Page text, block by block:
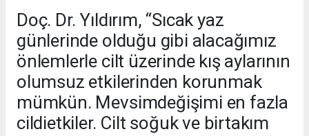
Doç. Dr. Yıldırım, “Sıcak yaz
günlerinde olduğu gibi alacağımız
önlemlerle cilt üzerinde kış aylarının
olumsuz etkilerinden korunmak
mümkün. Mevsimdeğişimi en fazla
cildietkiler. Cilt soğuk ve birtakım